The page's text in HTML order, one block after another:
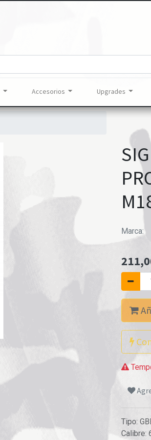
Accesorios Upgrades
Marca:
Tipo:
Calibre: